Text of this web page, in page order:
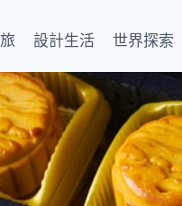
設計生活 世界探索